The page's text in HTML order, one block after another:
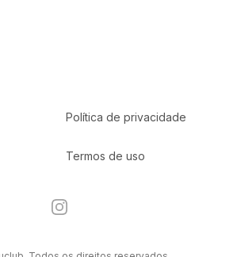
Política de privacidade
Termos de uso
Instagram